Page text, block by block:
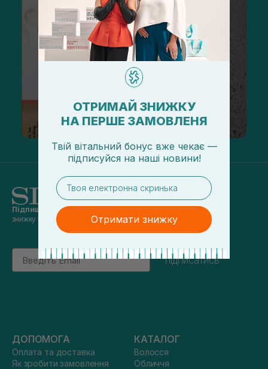
Підпишись на наші новини
знижку 5% на перше замовлення
Email
підписатись
ДОПОМОГА
Оплата та доставка
Як зробити замовлення
КАТАЛОГ
Волосся
Обличчя
ОТРИМАЙ ЗНИЖКУ
НА ПЕРШЕ ЗАМОВЛЕНЯ
Твій вітальний бонус вже чекає —
підписуйся на наші новини!
email
Отримати знижку